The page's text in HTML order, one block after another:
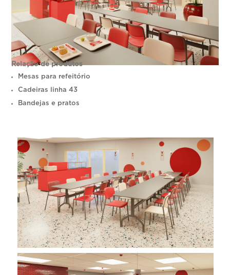
Relação de produtos
Mesas para refeitório
Cadeiras linha 43
Bandejas e pratos
Imagem 01
Imagem 01